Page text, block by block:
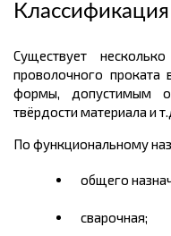
Классификация
Существует
проволочного проката
формы, допустимым
твёрдости материала и
По функциональному
общего
сварочная;